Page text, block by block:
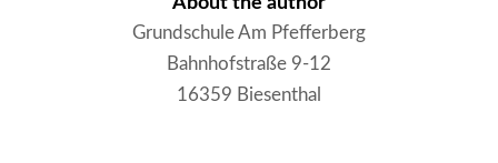
Grundschule Am Pfefferberg
Bahnhofstraße 9-12
16359 Biesenthal